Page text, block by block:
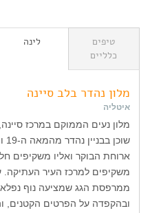
טיפים
כלליים
לינה
מלון נהדר בלב סיינה
איטליה
מלון נעים הממוקם במרכז
ארוחת הבוקר ואליו משקיפים
משקיפים למרכז העיר העתיקה.
ממרפסת הגג שמציעה נוף נפלא.
ובהקפדה על הפרטים הקטנים,